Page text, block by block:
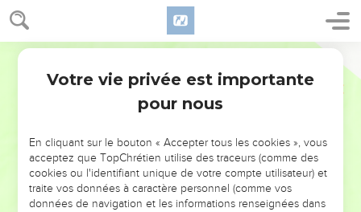
NE MANQUEZ PAS L’ÉVÉNEMENT
DE L’ANNÉE !
ET SI LEURS ERREURS POUVAIENT VOUS ÉVITER LES
VOTRES ?
Votre vie privée est importante
pour nous
En cliquant sur le bouton « Accepter tous les cookies », vous
acceptez que TopChrétien utilise des traceurs (comme des
cookies ou l'identifiant unique de votre compte utilisateur) et
traite vos données à caractère personnel (comme vos
données de navigation et les informations renseignées dans